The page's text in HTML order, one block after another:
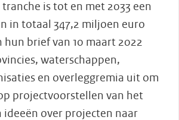
is tot en met 2033 een
in totaal 347,2 miljoen euro
hun brief van 10 maart 2022
waterschappen,
en overleggremia uit om
projectvoorstellen van het
ideeën over projecten naar